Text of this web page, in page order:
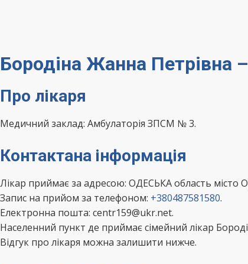
Бородіна Жанна Петрівна
Про лікаря
Медичний заклад: Амбулаторія ЗПСМ № 3.
Контактана інформація
Лікар приймає за адресою: ОДЕСЬКА область місто
Запис на прийом за телефоном: +380487581580.
Електронна пошта: centr159@ukr.net.
Населенний пункт де приймає сімейний лікар
Відгук про лікаря можна залишити нижче.